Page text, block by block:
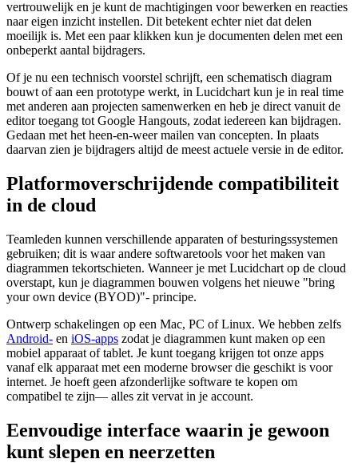
vertrouwelijk en je kunt de machtigingen voor bewerken en reacties
naar eigen inzicht instellen. Dit betekent echter niet dat delen
moeilijk is. Met een paar klikken kun je documenten delen met een
onbeperkt aantal bijdragers.
Of je nu een technisch voorstel schrijft, een schematisch diagram
bouwt of aan een prototype werkt, in Lucidchart kun je in real time
met anderen aan projecten samenwerken en heb je direct vanuit de
editor toegang tot Google Hangouts, zodat iedereen kan bijdragen.
Gedaan met het heen-en-weer mailen van concepten. In plaats
daarvan zien je bijdragers altijd de meest actuele versie in de editor.
Platformoverschrijdende compatibiliteit
in de cloud
Teamleden kunnen verschillende apparaten of besturingssystemen
gebruiken; dit is waar andere softwaretools voor het maken van
diagrammen tekortschieten. Wanneer je met Lucidchart op de cloud
overstapt, kun je diagrammen bouwen volgens het nieuwe "bring
your own device (BYOD)"- principe.
Ontwerp schakelingen op een Mac, PC of Linux. We hebben zelfs
Android- en iOS-apps zodat je diagrammen kunt maken op een
mobiel apparaat of tablet. Je kunt toegang krijgen tot onze apps
vanaf elk apparaat met een moderne browser die geschikt is voor
internet. Je hoeft geen afzonderlijke software te kopen om
compatibel te zijn— alles zit vervat in je account.
Eenvoudige interface waarin je gewoon
kunt slepen en neerzetten